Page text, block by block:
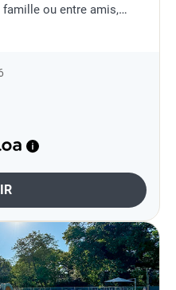
famille ou entre amis,